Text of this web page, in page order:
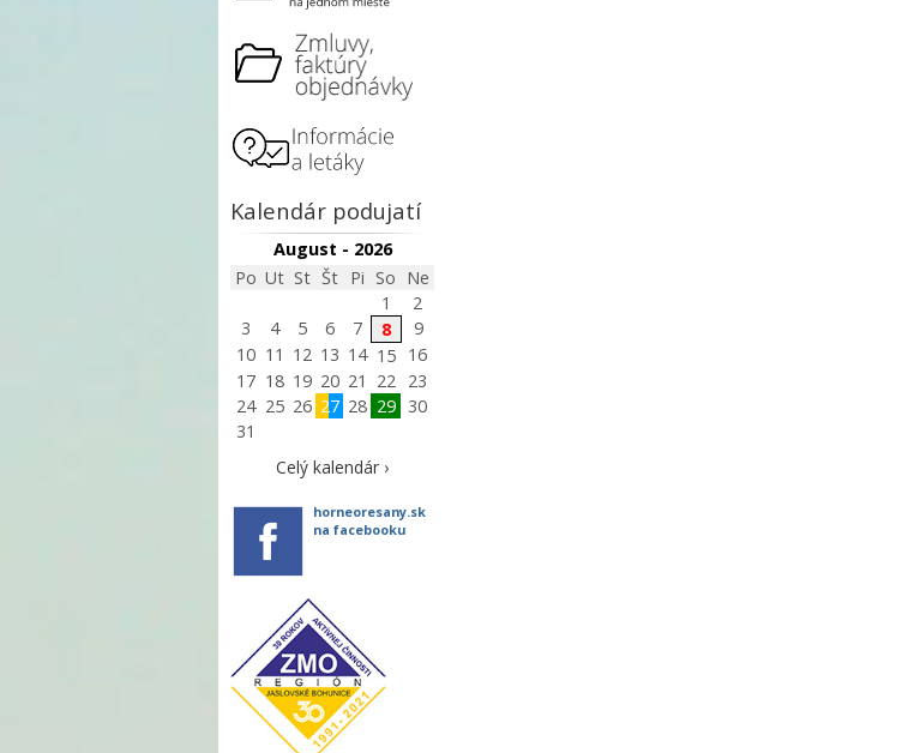
Kalendár podujatí
August - 2026
Po Ut St Št Pi So Ne
1
2
3
4 5 6 7 8
9
10 11 12 13 14 15
16
17 18 19 20 21 22
23
24 25 26 27 28 29
30
31
Celý kalendár ›
horneoresany.sk
na facebooku